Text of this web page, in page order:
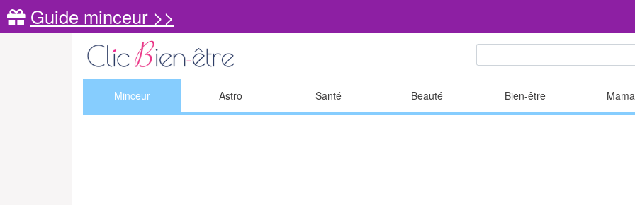
Guide minceur >>
Minceur Astro Santé Beauté Bien-être